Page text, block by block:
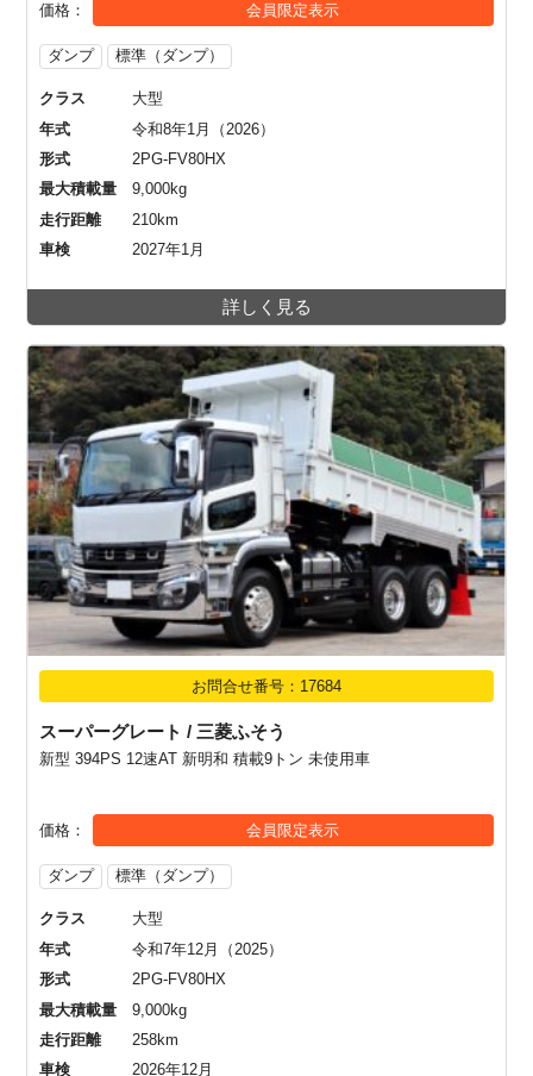
価格 会員限定表示
ダンプ 標準（ダンプ）
クラス
大型
年式
令和8年1月（2026）
形式
2PG-FV80HX
最大積載量
9,000kg
走行距離
210km
車検
2027年1月
詳しく見る
お問合せ番号：17684
スーパーグレート / 三菱ふそう
新型 394PS 12速AT 新明和 積載9トン 未使用車
価格 会員限定表示
ダンプ 標準（ダンプ）
クラス
大型
年式
令和7年12月（2025）
形式
2PG-FV80HX
最大積載量
9,000kg
走行距離
258km
車検
2026年12月